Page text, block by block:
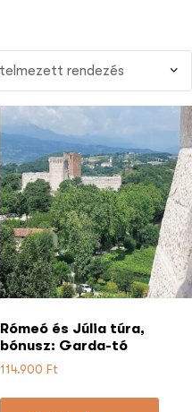
Rómeó és Júlia túra,
bónusz: Garda-tó
114.900 Ft